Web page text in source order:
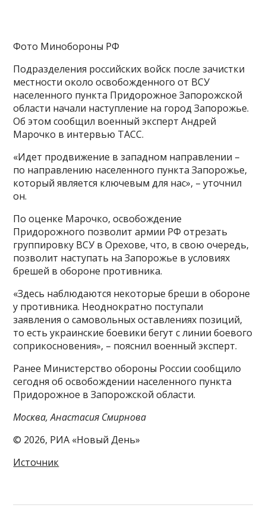
Фото Минобороны РФ
Подразделения российских войск после зачистки
местности около освобожденного от ВСУ
населенного пункта Придорожное Запорожской
области начали наступление на город Запорожье.
Об этом сообщил военный эксперт Андрей
Марочко в интервью ТАСС.
«Идет продвижение в западном направлении –
по направлению населенного пункта Запорожье,
который является ключевым для нас», – уточнил
он.
По оценке Марочко, освобождение
Придорожного позволит армии РФ отрезать
группировку ВСУ в Орехове, что, в свою очередь,
позволит наступать на Запорожье в условиях
брешей в обороне противника.
«Здесь наблюдаются некоторые бреши в обороне
у противника. Неоднократно поступали
заявления о самовольных оставлениях позиций,
то есть украинские боевики бегут с линии боевого
соприкосновения», – пояснил военный эксперт.
Ранее Министерство обороны России сообщило
сегодня об освобождении населенного пункта
Придорожное в Запорожской области.
Москва, Анастасия Смирнова
© 2026, РИА «Новый День»
Источник